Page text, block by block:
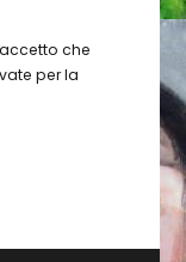
che
per la